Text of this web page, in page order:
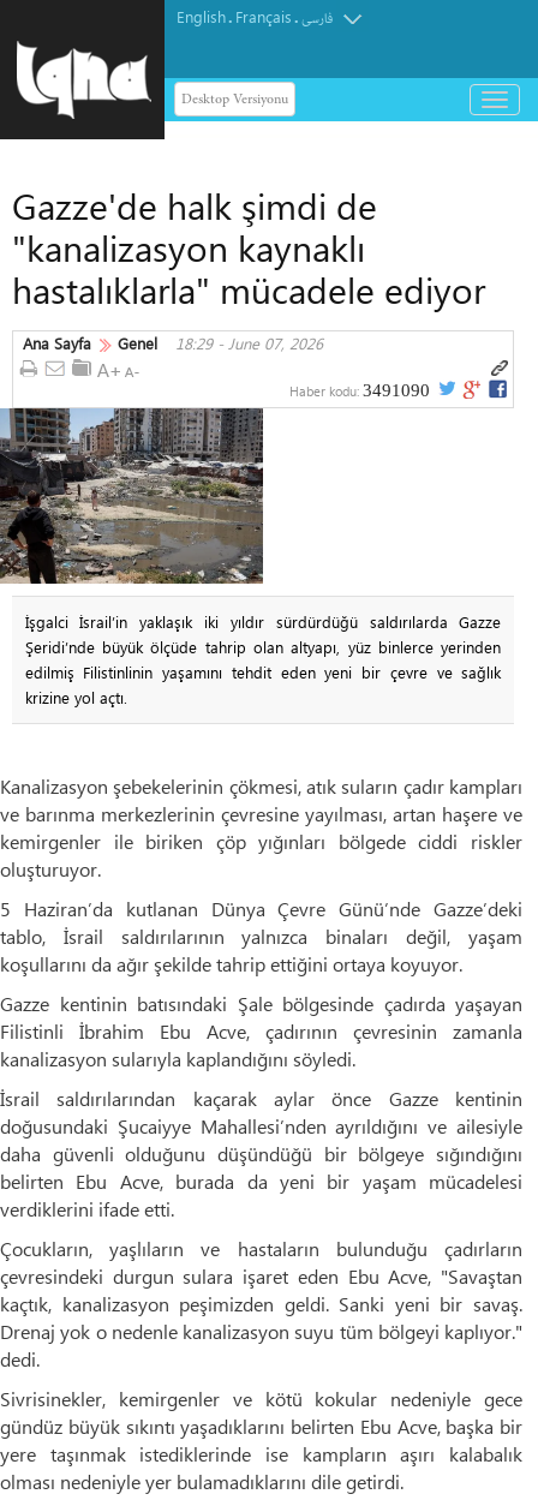
English. Français.فارسی
Desktop Versiyonu
باز
و
Gazze'de halk şimdi de
"kanalizasyon kaynaklı
hastalıklarla" mücadele ediyor
Ana Sayfa Genel 18:29 - June 07, 2026
Haber kodu: 3491090
İşgalci İsrail’in yaklaşık iki yıldır sürdürdüğü saldırılarda Gazze
Şeridi’nde büyük ölçüde tahrip olan altyapı, yüz binlerce yerinden
edilmiş Filistinlinin yaşamını tehdit eden yeni bir çevre ve sağlık
krizine yol açtı.
Kanalizasyon şebekelerinin çökmesi, atık suların çadır kampları
ve barınma merkezlerinin çevresine yayılması, artan haşere ve
kemirgenler ile biriken çöp yığınları bölgede ciddi riskler
oluşturuyor.
5 Haziran’da kutlanan Dünya Çevre Günü’nde Gazze’deki
tablo, İsrail saldırılarının yalnızca binaları değil, yaşam
koşullarını da ağır şekilde tahrip ettiğini ortaya koyuyor.
Gazze kentinin batısındaki Şale bölgesinde çadırda yaşayan
Filistinli İbrahim Ebu Acve, çadırının çevresinin zamanla
kanalizasyon sularıyla kaplandığını söyledi.
İsrail saldırılarından kaçarak aylar önce Gazze kentinin
doğusundaki Şucaiyye Mahallesi’nden ayrıldığını ve ailesiyle
daha güvenli olduğunu düşündüğü bir bölgeye sığındığını
belirten Ebu Acve, burada da yeni bir yaşam mücadelesi
verdiklerini ifade etti.
Çocukların, yaşlıların ve hastaların bulunduğu çadırların
çevresindeki durgun sulara işaret eden Ebu Acve, "Savaştan
kaçtık, kanalizasyon peşimizden geldi. Sanki yeni bir savaş.
Drenaj yok o nedenle kanalizasyon suyu tüm bölgeyi kaplıyor."
dedi.
Sivrisinekler, kemirgenler ve kötü kokular nedeniyle gece
gündüz büyük sıkıntı yaşadıklarını belirten Ebu Acve, başka bir
yere taşınmak istediklerinde ise kampların aşırı kalabalık
olması nedeniyle yer bulamadıklarını dile getirdi.